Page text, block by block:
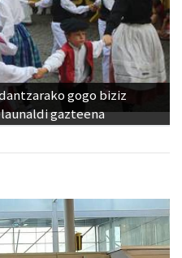
gogo biziz
gazteena